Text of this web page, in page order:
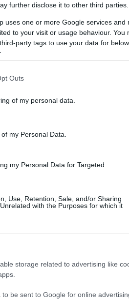
further disclose it to other third parties.
uses one or more Google services and
to your visit or usage behaviour. You
party tags to use your data for
Outs
of my personal data.
my Personal Data.
my Personal Data for Targeted
Use, Retention, Sale, and/or Sharing
with the Purposes for which it
storage related to advertising like
be sent to Google for online